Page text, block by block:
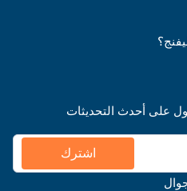
على أحدث التحديثات
اشترك